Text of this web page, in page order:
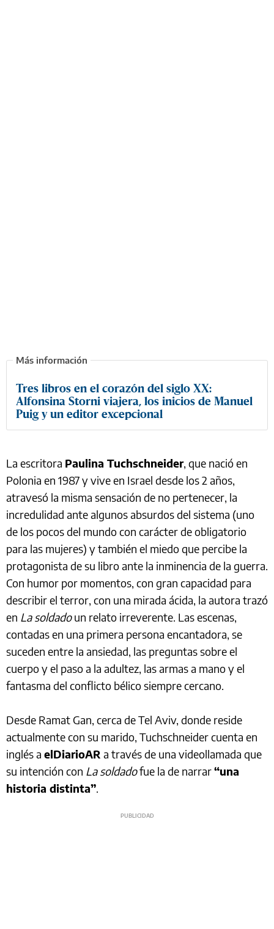
Tres libros en el corazón del siglo XX:
Alfonsina Storni viajera, los inicios de Manuel
Puig y un editor excepcional
La escritora Paulina Tuchschneider, que nació en
Polonia en 1987 y vive en Israel desde los 2 años,
atravesó la misma sensación de no pertenecer, la
incredulidad ante algunos absurdos del sistema (uno
de los pocos del mundo con carácter de obligatorio
para las mujeres) y también el miedo que percibe la
protagonista de su libro ante la inminencia de la guerra.
Con humor por momentos, con gran capacidad para
describir el terror, con una mirada ácida, la autora trazó
en La soldadoun relato irreverente. Las escenas,
contadas en una primera persona encantadora, se
suceden entre la ansiedad, las preguntas sobre el
cuerpo y el paso a la adultez, las armas a mano y el
fantasma del conflicto bélico siempre cercano.
Desde Ramat Gan, cerca de Tel Aviv, donde reside
actualmente con su marido, Tuchschneider cuenta en
inglés a elDiarioAR a través de una videollamada que
su intención con La soldadofue la de narrar“una
historia distinta”.